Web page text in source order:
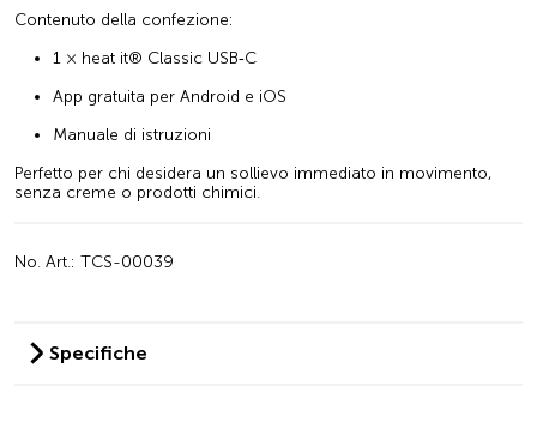
Contenuto della confezione:
1 × heat it® Classic USB‑C
App gratuita per Android e iOS
Manuale di istruzioni
Perfetto per chi desidera un sollievo immediato in movimento,
senza creme o prodotti chimici.
No. Art.: TCS-00039
Specifiche